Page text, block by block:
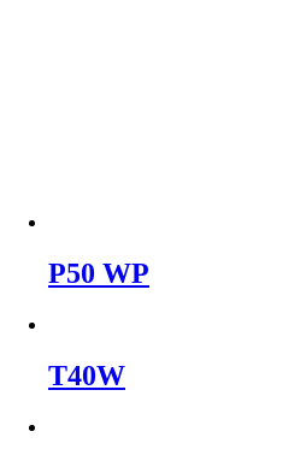
P50 WP
T40W